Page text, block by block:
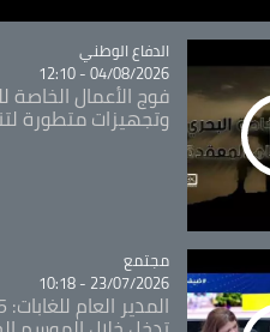
Catégorie
الدفاع الوطني
04/08/2026 - 12:10
فوج الأعمال الخاصة
وتجهيزات متطورة
Catégorie
مجتمع
23/07/2026 - 10:18